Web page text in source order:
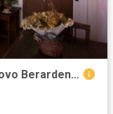
Appartamento in affitto a Castelnuovo Berardenga loc. Bossi, arredato, caminetto, ripostiglio TrovaCasa